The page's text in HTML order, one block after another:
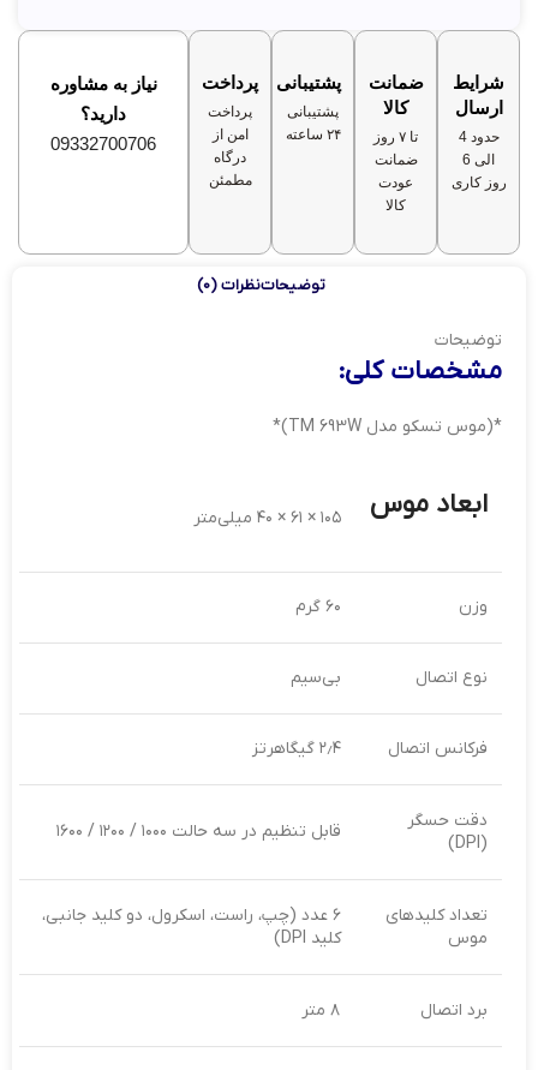
شرایط
ارسال
حدود 4
الی 6
روز کاری
ضمانت
کالا
تا ۷ روز
ضمانت
عودت
کالا
پشتیبانی
پشتیبانی
۲۴ ساعته
پرداخت
پرداخت
امن از
درگاه
مطمئن
نیاز به مشاوره
دارید؟
09332700706
توضیحاتنظرات (0)
توضیحات
مشخصات کلی:
*(موس تسکو مدل TM 693W)*
ابعاد موس ۱۰۵ × ۶۱ × ۴۰ میلی‌متر
وزن ۶۰ گرم
نوع اتصال بی‌سیم
فرکانس اتصال ۲٫۴ گیگاهرتز
دقت حسگر
(DPI)
قابل تنظیم در سه حالت ۱۰۰۰ / ۱۲۰۰ / ۱۶۰۰
تعداد کلیدهای
موس
۶ عدد (چپ، راست، اسکرول، دو کلید جانبی،
کلید DPI)
برد اتصال